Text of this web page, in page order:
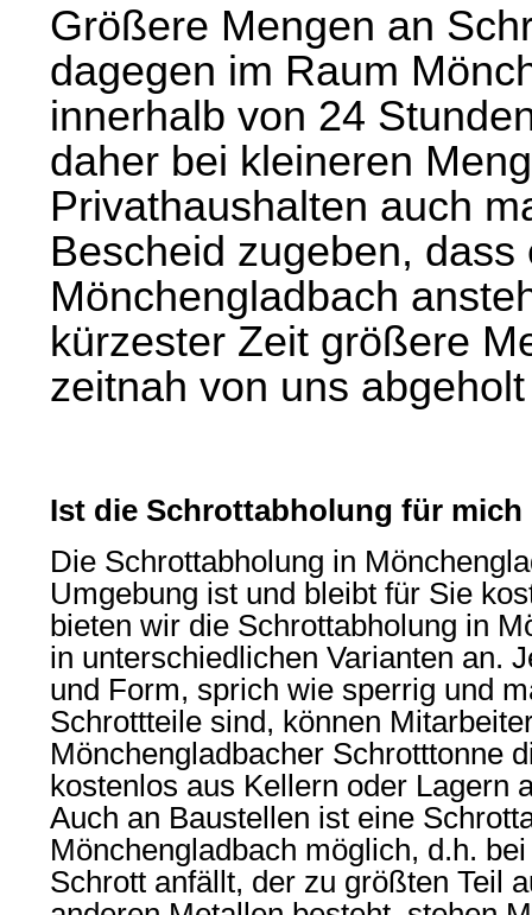
Größere Mengen an
dagegen im Raum
innerhalb von 24
daher bei kleineren
Privathaushalten auch
Bescheid zugeben,
Mönchengladbach
kürzester Zeit größere
zeitnah von uns
Ist die Schrottabholung für mich
Die Schrottabholung in
Umgebung ist und bleibt für Sie
bieten wir die Schrottabholung in
in unterschiedlichen Varianten an.
und Form, sprich wie sperrig und
Schrottteile sind, können
Mönchengladbacher Schrotttonne
kostenlos aus Kellern oder Lagern
Auch an Baustellen ist eine
Mönchengladbach möglich, d.h.
Schrott anfällt, der zu größten Teil